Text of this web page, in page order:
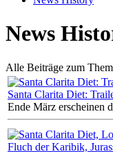
News
Alle Beiträge zum
Santa Clarita Diet:
Ende März erscheinen